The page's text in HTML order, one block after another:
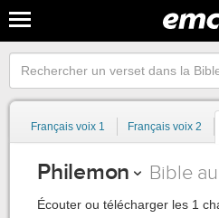
Français voix 1 Français voix 2
Philemon Bible
Écouter ou télécharger les 1